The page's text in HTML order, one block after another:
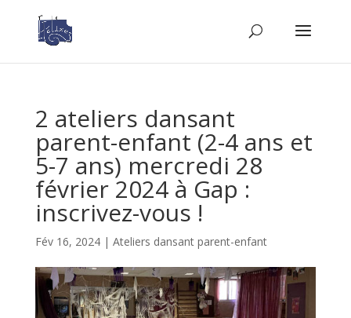
2 ateliers dansant
parent-enfant (2-4 ans et
5-7 ans) mercredi 28
février 2024 à Gap :
inscrivez-vous !
Fév 16, 2024| Ateliers dansant parent-enfant